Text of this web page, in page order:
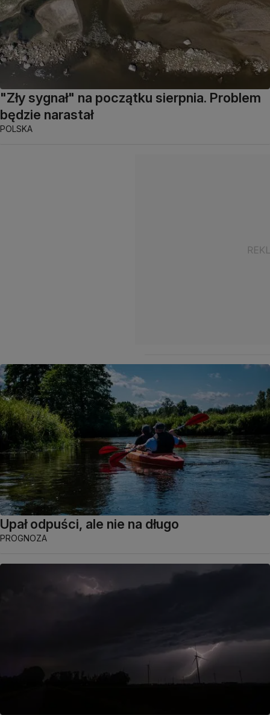
"Zły sygnał" na początku sierpnia. Problem
będzie narastał
POLSKA
Upał odpuści, ale nie na długo
PROGNOZA